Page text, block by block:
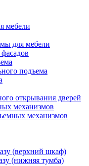
мебели
для мебели
подъема
открывания дверей
механизмов
механизмов
(верхний шкаф)
(нижняя тумба)